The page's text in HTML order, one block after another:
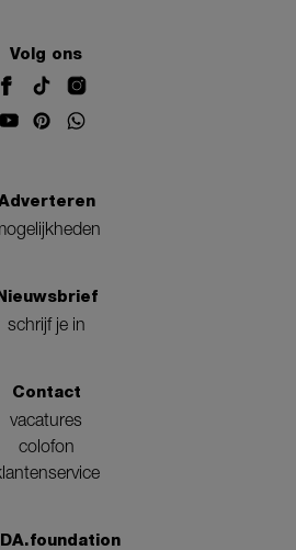
Volg ons
schrijf je in
Contact
vacatures
colofon